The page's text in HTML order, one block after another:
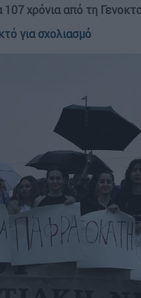
χρόνια από τη
για σχολιασμό